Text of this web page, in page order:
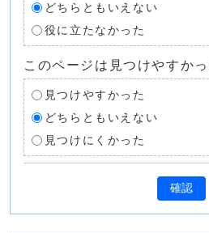
どちらともいえない
役に立たなかった
このページは見つけやすか
見つけやすかった
どちらともいえない
見つけにくかった
確認